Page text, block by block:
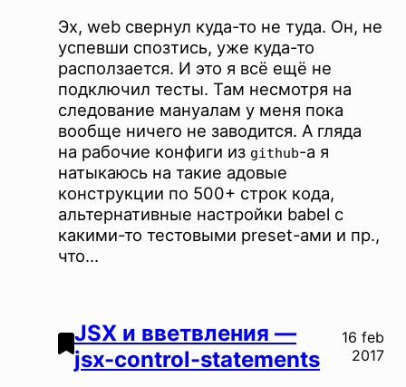
Эх, web свернул куда-то не туда. Он, не
успевши спозтись, уже куда-то
расползается. И это я всё ещё не
подключил тесты. Там несмотря на
следование мануалам у меня пока
вообще ничего не заводится. А гляда
на рабочие конфиги из github-а я
натыкаюсь на такие адовые
конструкции по 500+ строк кода,
альтернативные настройки babel с
какими-то тестовыми preset-ами и пр.,
что…
JSX и вветвления ―
jsx-control-statements
16 feb
2017